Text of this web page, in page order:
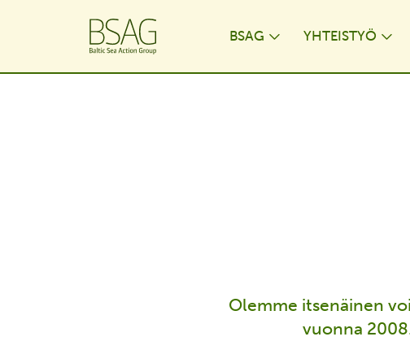
BSAG YHTEISTYÖ
Olemme itsenäinen
vuonna